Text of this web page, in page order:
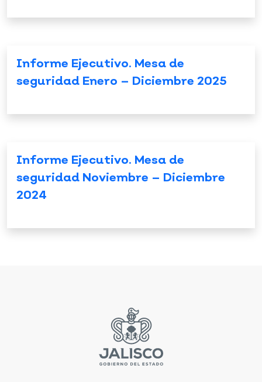
Informe Ejecutivo. Mesa de
seguridad Enero – Diciembre 2025
Informe Ejecutivo. Mesa de
seguridad Noviembre – Diciembre
2024